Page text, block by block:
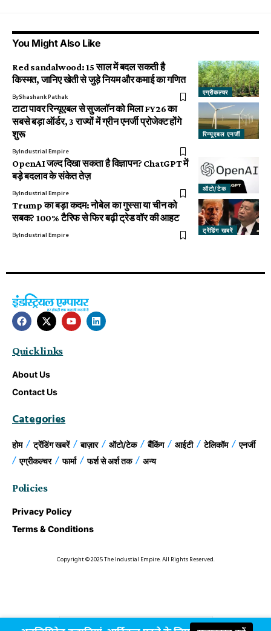
You Might Also Like
एग्रीकल्चर
Red sandalwood: 15 साल में बदल सकती है
किस्मत, जानिए खेती से जुड़े नियम और कमाई का गणित
ByShashank Pathak
रिन्यूएबल एनर्जी
टाटा पावर रिन्यूएबल से सुजलॉन को मिला FY26 का
सबसे बड़ा ऑर्डर, 3 राज्यों में ग्रीन एनर्जी प्रोजेक्ट होंगे
शुरू
ByIndustrial Empire
ऑटो/टेक
OpenAI जल्द दिखा सकता है विज्ञापन? ChatGPT में
बड़े बदलाव के संकेत तेज़
ByIndustrial Empire
ट्रेंडिंग खबरें
Trump का बड़ा कदम: नोबेल का गुस्सा या चीन को
सबक? 100% टैरिफ से फिर बढ़ी ट्रेड वॉर की आहट
ByIndustrial Empire
Quick links
About Us
Contact Us
Categories
होम ट्रेंडिंग खबरें बाज़ार ऑटो/टेक बैंकिंग आईटी टेलिकॉम
एनर्जी
एग्रीकल्चर
फार्मा फर्श से अर्श तक अन्य
Policies
Privacy Policy
Terms & Conditions
Copyright © 2025 The Industial Empire. All Rights Reserved.